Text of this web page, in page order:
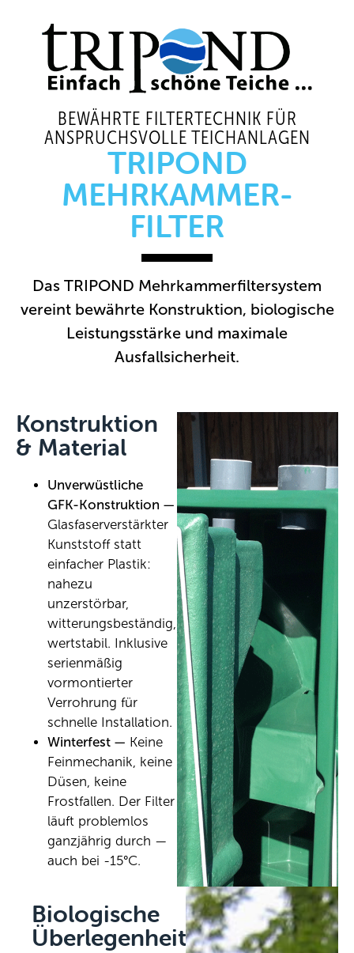
BEWÄHRTE FILTERTECHNIK FÜR
ANSPRUCHSVOLLE TEICHANLAGEN
TRIPOND
MEHRKAMMER-
FILTER
Das TRIPOND Mehrkammerfiltersystem
vereint bewährte Konstruktion, biologische
Leistungsstärke und maximale
Ausfallsicherheit.
Konstruktion
& Material
Unverwüstliche
GFK-Konstruktion —
Glasfaserverstärkter
Kunststoff statt
einfacher Plastik:
nahezu
unzerstörbar,
witterungsbeständig,
wertstabil. Inklusive
serienmäßig
vormontierter
Verrohrung für
schnelle Installation.
Winterfest — Keine
Feinmechanik, keine
Düsen, keine
Frostfallen. Der Filter
läuft problemlos
ganzjährig durch —
auch bei -15°C.
Biologische
Überlegenheit